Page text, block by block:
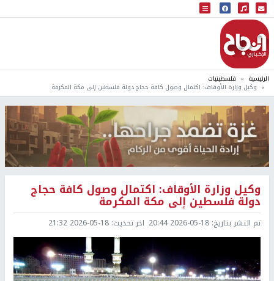
البث المباشر
إذاعة النجاح
الرئيسية فلسطينيات
وكيل وزارة الأوقاف: اكتمال وصول كافة حجاج دولة فلسطين إلى مكة المكرمة
وكيل وزارة الأوقاف: اكتمال وصول كافة حجاج
دولة فلسطين إلى مكة المكرمة
تم النشر بتاريخ: 2026-05-18 20:44 اخر تحديث: 2026-05-18 21:32